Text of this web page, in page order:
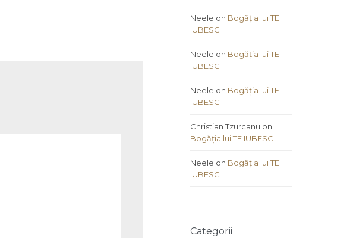
Neele on Bogăția lui TE
IUBESC
Neele on Bogăția lui TE
IUBESC
Neele on Bogăția lui TE
IUBESC
Christian Tzurcanu on
Bogăția lui TE IUBESC
Neele on Bogăția lui TE
IUBESC
Categorii